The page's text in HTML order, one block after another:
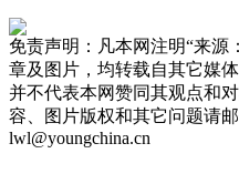
免责声明：凡本网注明“来
章及图片，均转载自其它媒
并不代表本网赞同其观点和
容、图片版权和其它问题请
lwl@youngchina.cn